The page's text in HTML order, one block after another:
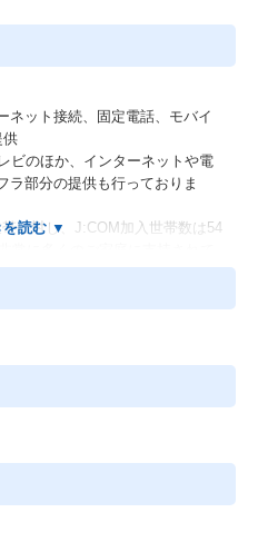
ット接続、固定電話、モバイ
供
ビのほか、インターネットや電
ラ部分の提供も行っておりま
に対し、J:COM加入世帯数は54
営：現在ジュピターテレコム
ります！
ツ調達、販売：例）「NETFLI
メラを止めるな！」など